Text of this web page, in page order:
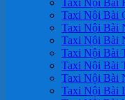
Taxi Nội Bài
Taxi Nội Bài
Taxi Nội Bài
Taxi Nội Bài
Taxi Nội Bài
Taxi Nội Bài
Taxi Nội Bài
Taxi Nội Bài